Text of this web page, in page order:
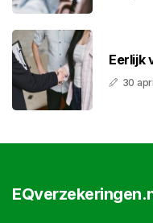
Eerlijk
30